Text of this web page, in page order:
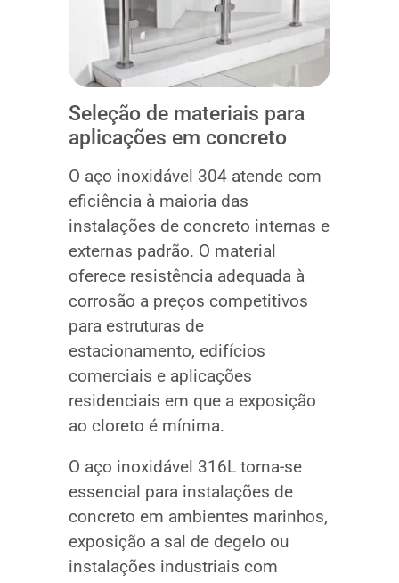
Seleção de materiais para
aplicações em concreto
O aço inoxidável 304 atende com
eficiência à maioria das
instalações de concreto internas e
externas padrão. O material
oferece resistência adequada à
corrosão a preços competitivos
para estruturas de
estacionamento, edifícios
comerciais e aplicações
residenciais em que a exposição
ao cloreto é mínima.
O aço inoxidável 316L torna-se
essencial para instalações de
concreto em ambientes marinhos,
exposição a sal de degelo ou
instalações industriais com